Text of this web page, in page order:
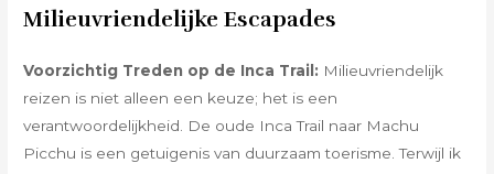
Milieuvriendelijke Escapades
Voorzichtig Treden op de Inca Trail: Milieuvriendelijk
reizen is niet alleen een keuze; het is een
verantwoordelijkheid. De oude Inca Trail naar Machu
Picchu is een getuigenis van duurzaam toerisme. Terwijl ik